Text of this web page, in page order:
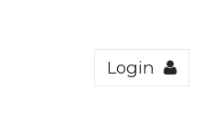
Login